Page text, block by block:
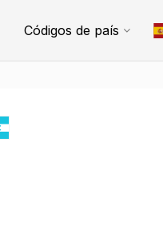
Códigos de país